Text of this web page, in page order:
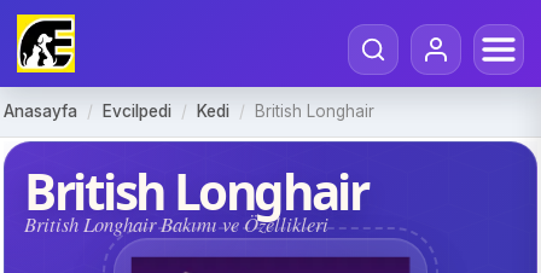
Anasayfa / Evcilpedi / Kedi / British Longhair
British Longhair
British Longhair Bakımı ve Özellikleri